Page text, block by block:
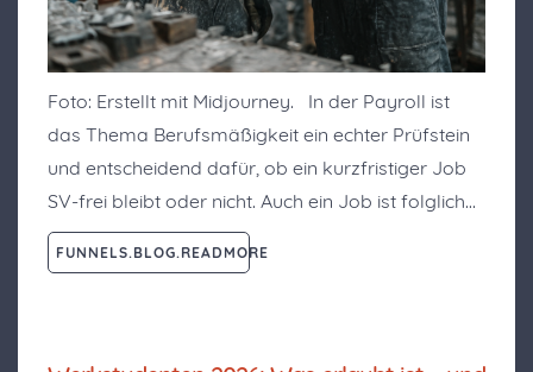
Foto: Erstellt mit Midjourney. In der Payroll ist
das Thema Berufsmäßigkeit ein echter Prüfstein
und entscheidend dafür, ob ein kurzfristiger Job
SV-frei bleibt oder nicht. Auch ein Job ist folglich…
FUNNELS.BLOG.READMORE